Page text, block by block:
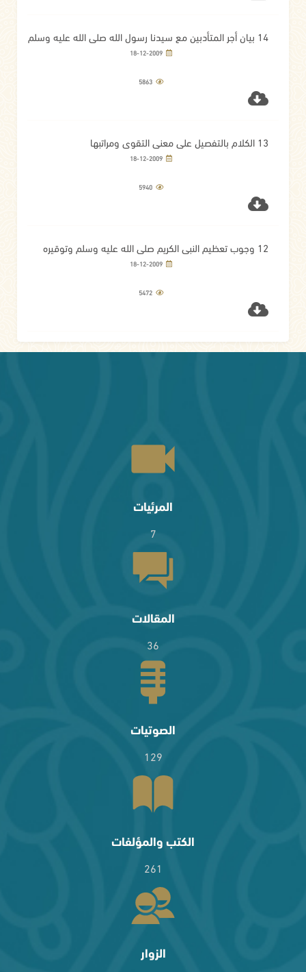
14 بيان أجر المتأدبين مع سيدنا رسول الله صلى الله عليه وسلم
18-12-2009
5863
13 الكلام بالتفصيل على معنى التقوى ومراتبها
18-12-2009
5940
12 وجوب تعظيم النبي الكريم صلى الله عليه وسلم وتوقيره
18-12-2009
5472
المرئيات
7
المقالات
36
الصوتيات
129
الكتب والمؤلفات
261
الزوار